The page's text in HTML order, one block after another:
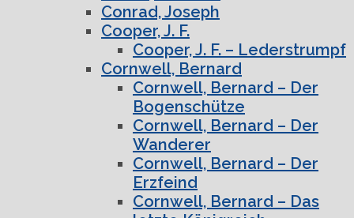
Conrad, Joseph
Cooper, J. F.
Cooper, J. F. – Lederstrumpf
Cornwell, Bernard
Cornwell, Bernard – Der
Bogenschütze
Cornwell, Bernard – Der
Wanderer
Cornwell, Bernard – Der
Erzfeind
Cornwell, Bernard – Das